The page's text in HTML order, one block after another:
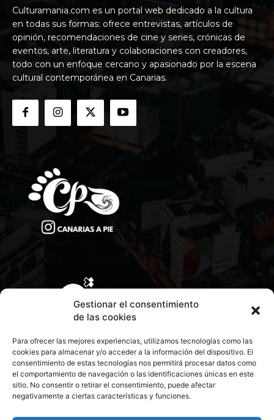
Gestionar el consentimiento
de las cookies
Para ofrecer las mejores experiencias, utilizamos tecnologías como las
cookies para almacenar y/o acceder a la información del dispositivo. El
consentimiento de estas tecnologías nos permitirá procesar datos como
el comportamiento de navegación o las identificaciones únicas en este
sitio. No consentir o retirar el consentimiento, puede afectar
negativamente a ciertas características y funciones.
Culturamania.com es un portal web dedicado a la cultura
en todas sus formas: ofrece entrevistas, artículos de
opinión, recomendaciones de cine y series, crónicas de
eventos, arte, literatura y colaboraciones con creadores,
todo con un enfoque cercano y apasionado por la escena
cultural contemporánea en Canarias.
CONTACTA CON NOSOTROS